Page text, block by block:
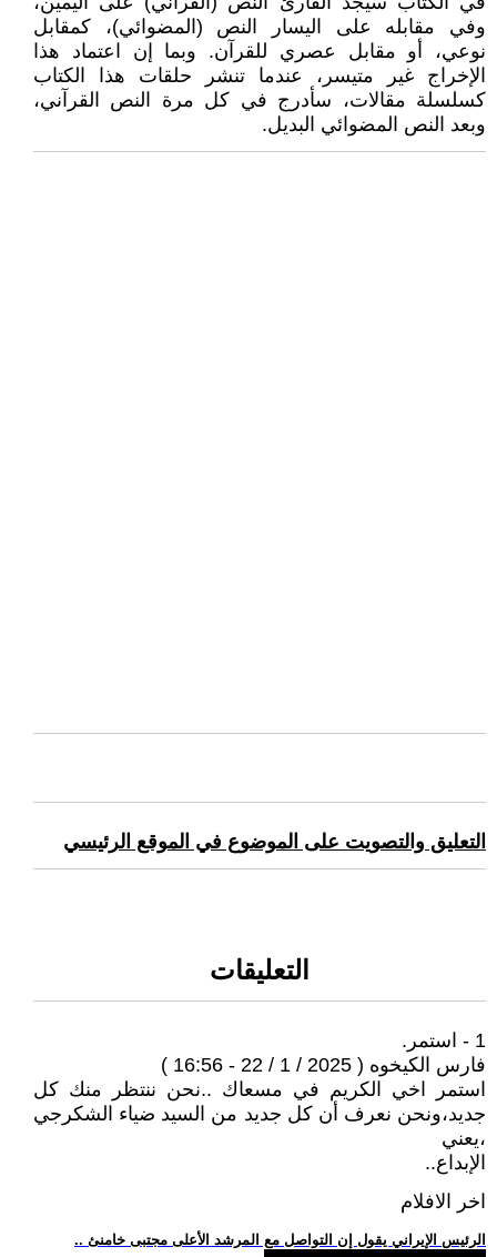
وفي مقابله على اليسار النص (المضوائي)، كمقابل
نوعي، أو مقابل عصري للقرآن. وبما إن اعتماد هذا
الإخراج غير متيسر، عندما تنشر حلقات هذا الكتاب
كسلسلة مقالات، سأدرج في كل مرة النص القرآني،
وبعد النص المضوائي البديل.
التعليق والتصويت على الموضوع في الموقع الرئيسي
التعليقات
1 - استمر.
فارس الكيخوه ( 2025 / 1 / 22 - 16:56 )
استمر اخي الكريم في مسعاك ..نحن ننتظر منك كل
جديد،ونحن نعرف أن كل جديد من السيد ضياء الشكرجي
،يعني
الإبداع..
اخر الافلام
.. الرئيس الإيراني يقول إن التواصل مع المرشد الأعلى مجتبى خامنئ